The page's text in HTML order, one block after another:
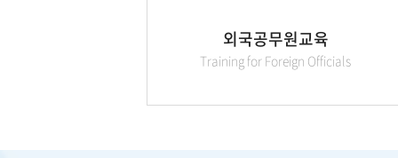
외국공무원교육
Training for Foreign Officials